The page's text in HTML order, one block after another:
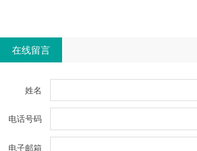
在线留言
姓名
电话号码
电子邮箱